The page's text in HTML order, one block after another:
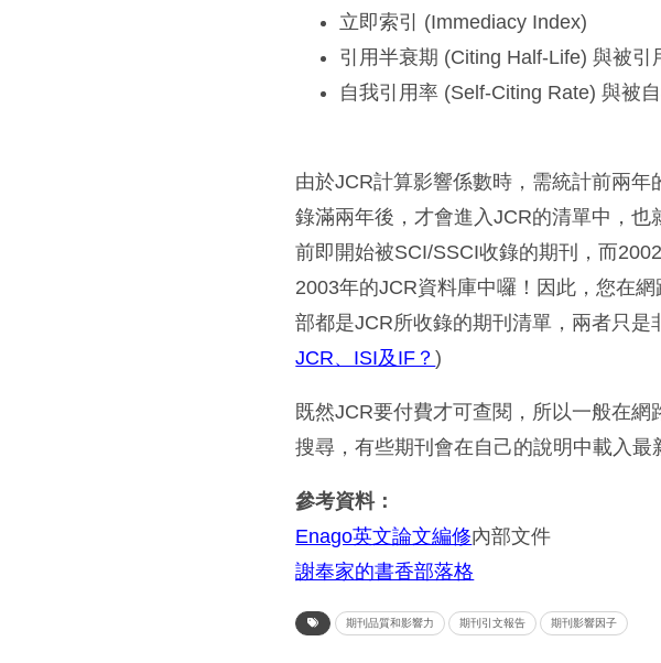
立即索引 (Immediacy Index)
引用半衰期 (Citing Half-Life) 與被引
自我引用率 (Self-Citing Rate) 與被
由於JCR計算影響係數時，需統計前兩
錄滿兩年後，才會進入JCR的清單中，
前即開始被SCI/SSCI收錄的期刊，而
2003年的JCR資料庫中囉！因此，您在
部都是JCR所收錄的期刊清單，兩者只
JCR、ISI及IF？)
既然JCR要付費才可查閱，所以一般在
搜尋，有些期刊會在自己的說明中載入最
參考資料：
Enago英文論文編修內部文件
謝奉家的書香部落格
期刊品質和影響力 期刊引文報告 期刊影響因子